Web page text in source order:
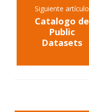
Siguiente artículo
Catalogo de
Public
Datasets